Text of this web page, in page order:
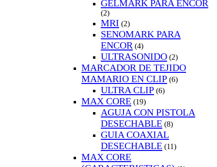
GELMARK PARA ENCOR
(2)
MRI (2)
SENOMARK PARA
ENCOR (4)
ULTRASONIDO (2)
MARCADOR DE TEJIDO
MAMARIO EN CLIP (6)
ULTRA CLIP (6)
MAX CORE (19)
AGUJA CON PISTOLA
DESECHABLE (8)
GUIA COAXIAL
DESECHABLE (11)
MAX CORE